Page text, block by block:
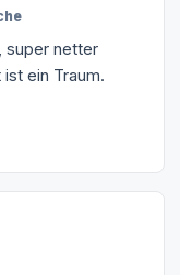
super netter
ein Traum.